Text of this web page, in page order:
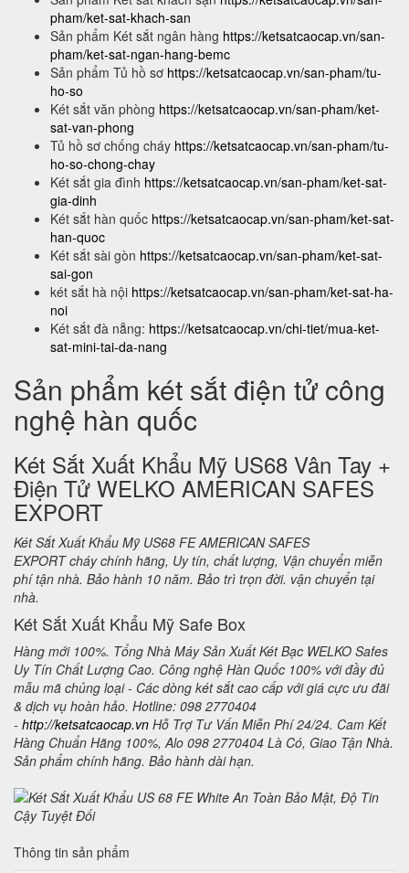
pham/ket-sat-khach-san
Sản phẩm Két sắt ngân hàng https://ketsatcaocap.vn/san-
pham/ket-sat-ngan-hang-bemc
Sản phẩm Tủ hồ sơ https://ketsatcaocap.vn/san-pham/tu-
ho-so
Két sắt văn phòng https://ketsatcaocap.vn/san-pham/ket-
sat-van-phong
Tủ hồ sơ chống cháy https://ketsatcaocap.vn/san-pham/tu-
ho-so-chong-chay
Két sắt gia đình https://ketsatcaocap.vn/san-pham/ket-sat-
gia-dinh
Két sắt hàn quốc https://ketsatcaocap.vn/san-pham/ket-sat-
han-quoc
Két sắt sài gòn https://ketsatcaocap.vn/san-pham/ket-sat-
sai-gon
két sắt hà nội https://ketsatcaocap.vn/san-pham/ket-sat-ha-
noi
Két sắt đà nẵng: https://ketsatcaocap.vn/chi-tiet/mua-ket-
sat-mini-tai-da-nang
Sản phẩm két sắt điện tử công
nghệ hàn quốc
Két Sắt Xuất Khẩu Mỹ US68 Vân Tay +
Điện Tử WELKO AMERICAN SAFES
EXPORT
Két Sắt Xuất Khẩu Mỹ US68 FE AMERICAN SAFES
EXPORT cháy chính hãng, Uy tín, chất lượng, Vận chuyển miễn
phí tận nhà. Bảo hành 10 năm. Bảo trì trọn đời. vận chuyển tại
nhà.
Két Sắt Xuất Khẩu Mỹ Safe Box
Hàng mới 100%. Tổng Nhà Máy Sản Xuất Két Bạc WELKO Safes
Uy Tín Chất Lượng Cao. Công nghệ Hàn Quốc 100% với đầy đủ
mẫu mã chủng loại - Các dòng két sắt cao cấp với giá cực ưu đãi
& dịch vụ hoàn hảo. Hotline: 098 2770404
- http://ketsatcaocap.vn Hỗ Trợ Tư Vấn Miễn Phí 24/24. Cam Kết
Hàng Chuẩn Hãng 100%, Alo 098 2770404 Là Có, Giao Tận Nhà.
Sản phẩm chính hãng. Bảo hành dài hạn.
Thông tin sản phẩm